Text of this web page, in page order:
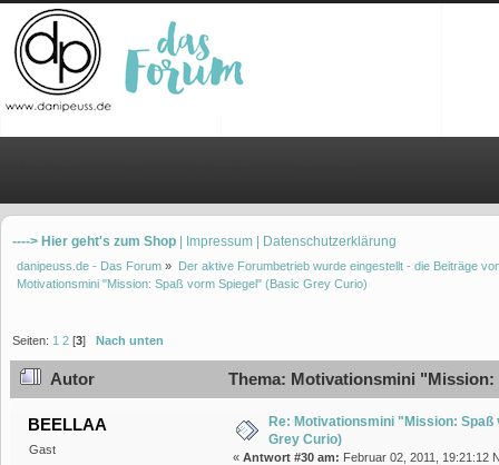
----> Hier geht's zum Shop | Impressum | Datenschutzerklärung
danipeuss.de - Das Forum » Der aktive Forumbetrieb wurde eingestellt - die Beiträge
Motivationsmini "Mission: Spaß vorm Spiegel" (Basic Grey Curio)
Seiten: 1 2 [3] Nach unten
Autor Thema: Motivationsmini "Mission:
BEELLAA
Gast
Re: Motivationsmini "Mission:
Grey Curio)
« Antwort #30 am: Februar 02, 2011, 19:21:12